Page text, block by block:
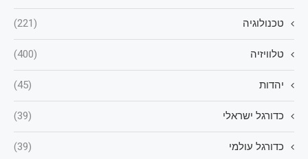
טכנולוגיה (221)
טלוויזיה (400)
יהדות (45)
כדורגל ישראלי (39)
כדורגל עולמי (39)